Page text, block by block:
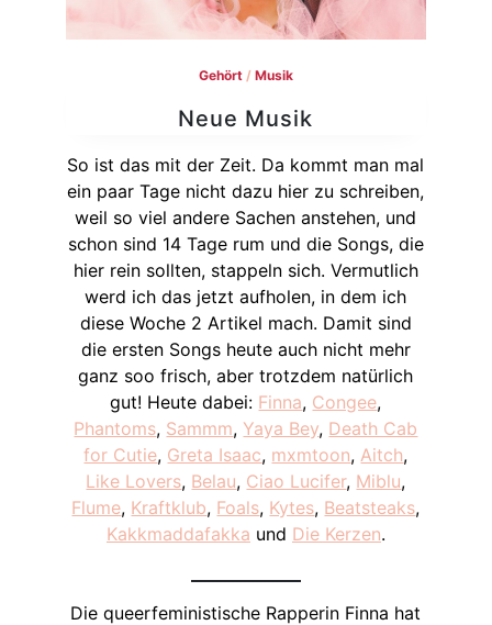
Gehört/ Musik
Neue Musik
So ist das mit der Zeit. Da kommt man mal
ein paar Tage nicht dazu hier zu schreiben,
weil so viel andere Sachen anstehen, und
schon sind 14 Tage rum und die Songs, die
hier rein sollten, stappeln sich. Vermutlich
werd ich das jetzt aufholen, in dem ich
diese Woche 2 Artikel mach. Damit sind
die ersten Songs heute auch nicht mehr
ganz soo frisch, aber trotzdem natürlich
gut! Heute dabei: Finna, Congee,
Phantoms, Sammm, Yaya Bey, Death Cab
for Cutie, Greta Isaac, mxmtoon, Aitch,
Like Lovers, Belau, Ciao Lucifer, Miblu,
Flume, Kraftklub, Foals, Kytes, Beatsteaks,
Kakkmaddafakka und Die Kerzen.
Die queerfeministische Rapperin Finna hat